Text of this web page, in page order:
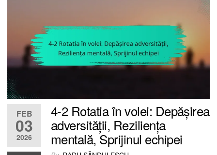
FEB
03
2026
4-2 Rotatia în volei: Depășirea
adversității, Reziliența
mentală, Sprijinul echipei